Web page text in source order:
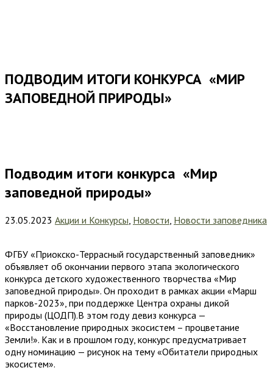
ПОДВОДИМ ИТОГИ КОНКУРСА «МИР
ЗАПОВЕДНОЙ ПРИРОДЫ»
Подводим итоги конкурса «Мир
заповедной природы»
23.05.2023 Акции и Конкурсы Новости Новости заповедника
ФГБУ «Приокско-Террасный государственный заповедник»
объявляет об окончании первого этапа экологического
конкурса детского художественного творчества «Мир
заповедной природы». Он проходит в рамках акции «Марш
парков-2023», при поддержке Центра охраны дикой
природы (ЦОДП).В этом году девиз конкурса —
«Восстановление природных экосистем – процветание
Земли!». Как и в прошлом году, конкурс предусматривает
одну номинацию — рисунок на тему «Обитатели природных
экосистем».